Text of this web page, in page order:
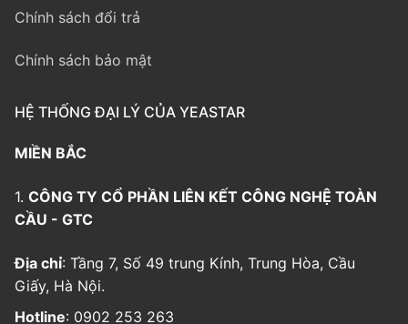
Chính sách đổi trả
Chính sách bảo mật
HỆ THỐNG ĐẠI LÝ CỦA YEASTAR
MIỀN BẮC
1. CÔNG TY CỔ PHẦN LIÊN KẾT CÔNG NGHỆ TOÀN
CẦU - GTC
Địa chỉ: Tầng 7, Số 49 trung Kính, Trung Hòa, Cầu
Giấy, Hà Nội.
Hotline: 0902 253 263